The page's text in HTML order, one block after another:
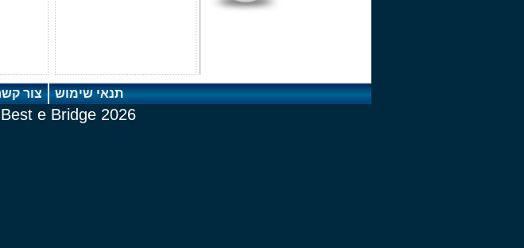
תנאי שימוש צור
2026 Best e Bridge © - כל הזכויות שמורות